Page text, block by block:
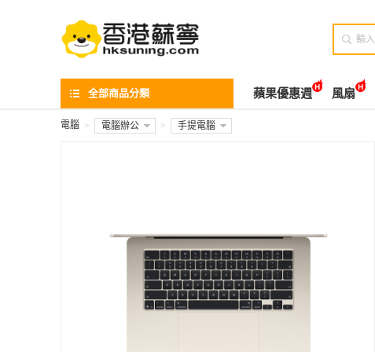

全部商品分類 蘋果優惠週 風扇
電腦 > 電腦辦公 > 手提電腦